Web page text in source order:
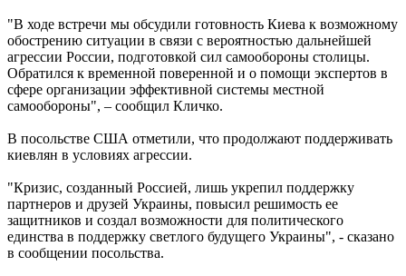
"В ходе встречи мы обсудили готовность Киева к возможному
обострению ситуации в связи с вероятностью дальнейшей
агрессии России, подготовкой сил самообороны столицы.
Обратился к временной поверенной и о помощи экспертов в
сфере организации эффективной системы местной
самообороны", – сообщил Кличко.
В посольстве США отметили, что продолжают поддерживать
киевлян в условиях агрессии.
"Кризис, созданный Россией, лишь укрепил поддержку
партнеров и друзей Украины, повысил решимость ее
защитников и создал возможности для политического
единства в поддержку светлого будущего Украины", - сказано
в сообщении посольства.